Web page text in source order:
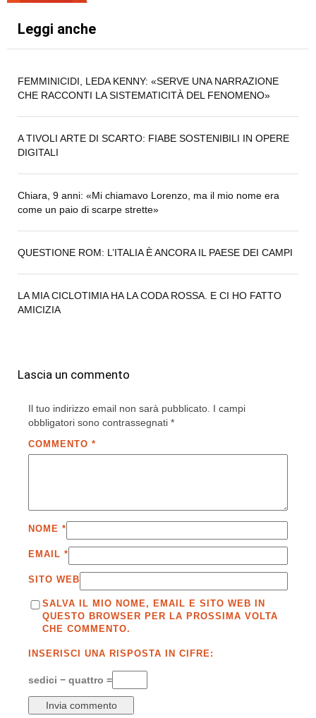
Leggi anche
FEMMINICIDI, LEDA KENNY: «SERVE UNA NARRAZIONE
CHE RACCONTI LA SISTEMATICITÀ DEL FENOMENO»
A TIVOLI ARTE DI SCARTO: FIABE SOSTENIBILI IN OPERE
DIGITALI
Chiara, 9 anni: «Mi chiamavo Lorenzo, ma il mio nome era
come un paio di scarpe strette»
QUESTIONE ROM: L’ITALIA È ANCORA IL PAESE DEI CAMPI
LA MIA CICLOTIMIA HA LA CODA ROSSA. E CI HO FATTO
AMICIZIA
Lascia un commento
Il tuo indirizzo email non sarà pubblicato. I campi
obbligatori sono contrassegnati *
COMMENTO *
NOME *
EMAIL *
SITO WEB
SALVA IL MIO NOME, EMAIL E SITO WEB IN
QUESTO BROWSER PER LA PROSSIMA VOLTA
CHE COMMENTO.
INSERISCI UNA RISPOSTA IN CIFRE:
sedici − quattro =